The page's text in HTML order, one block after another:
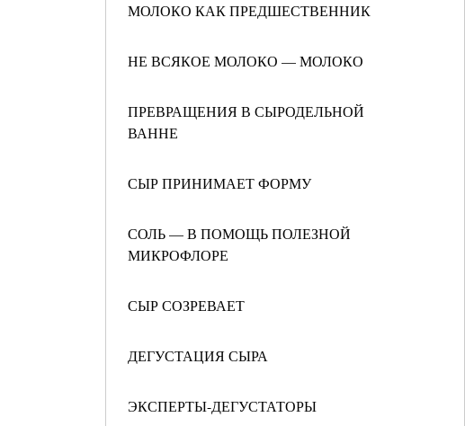
МОЛОКО КАК ПРЕДШЕСТВЕННИК
НЕ ВСЯКОЕ МОЛОКО — МОЛОКО
ПРЕВРАЩЕНИЯ В СЫРОДЕЛЬНОЙ
ВАННЕ
СЫР ПРИНИМАЕТ ФОРМУ
СОЛЬ — В ПОМОЩЬ ПОЛЕЗНОЙ
МИКРОФЛОРЕ
СЫР СОЗРЕВАЕТ
ДЕГУСТАЦИЯ СЫРА
ЭКСПЕРТЫ-ДЕГУСТАТОРЫ